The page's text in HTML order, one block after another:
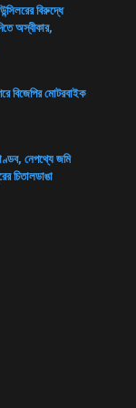
বিরুদ্ধে
অস্বীকার,
বিজেপির মোটরবাইক
নেপথ্যে জমি
চিতালডাঙা